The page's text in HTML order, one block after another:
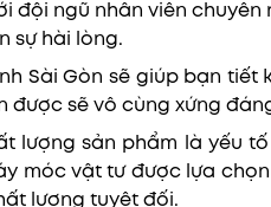
đội ngũ nhân viên
sự hài lòng.
Sài Gòn sẽ giúp bạn
được sẽ vô cùng xứng
lượng sản phẩm là yếu
móc vật tư được lựa
lượng tuyệt đối.